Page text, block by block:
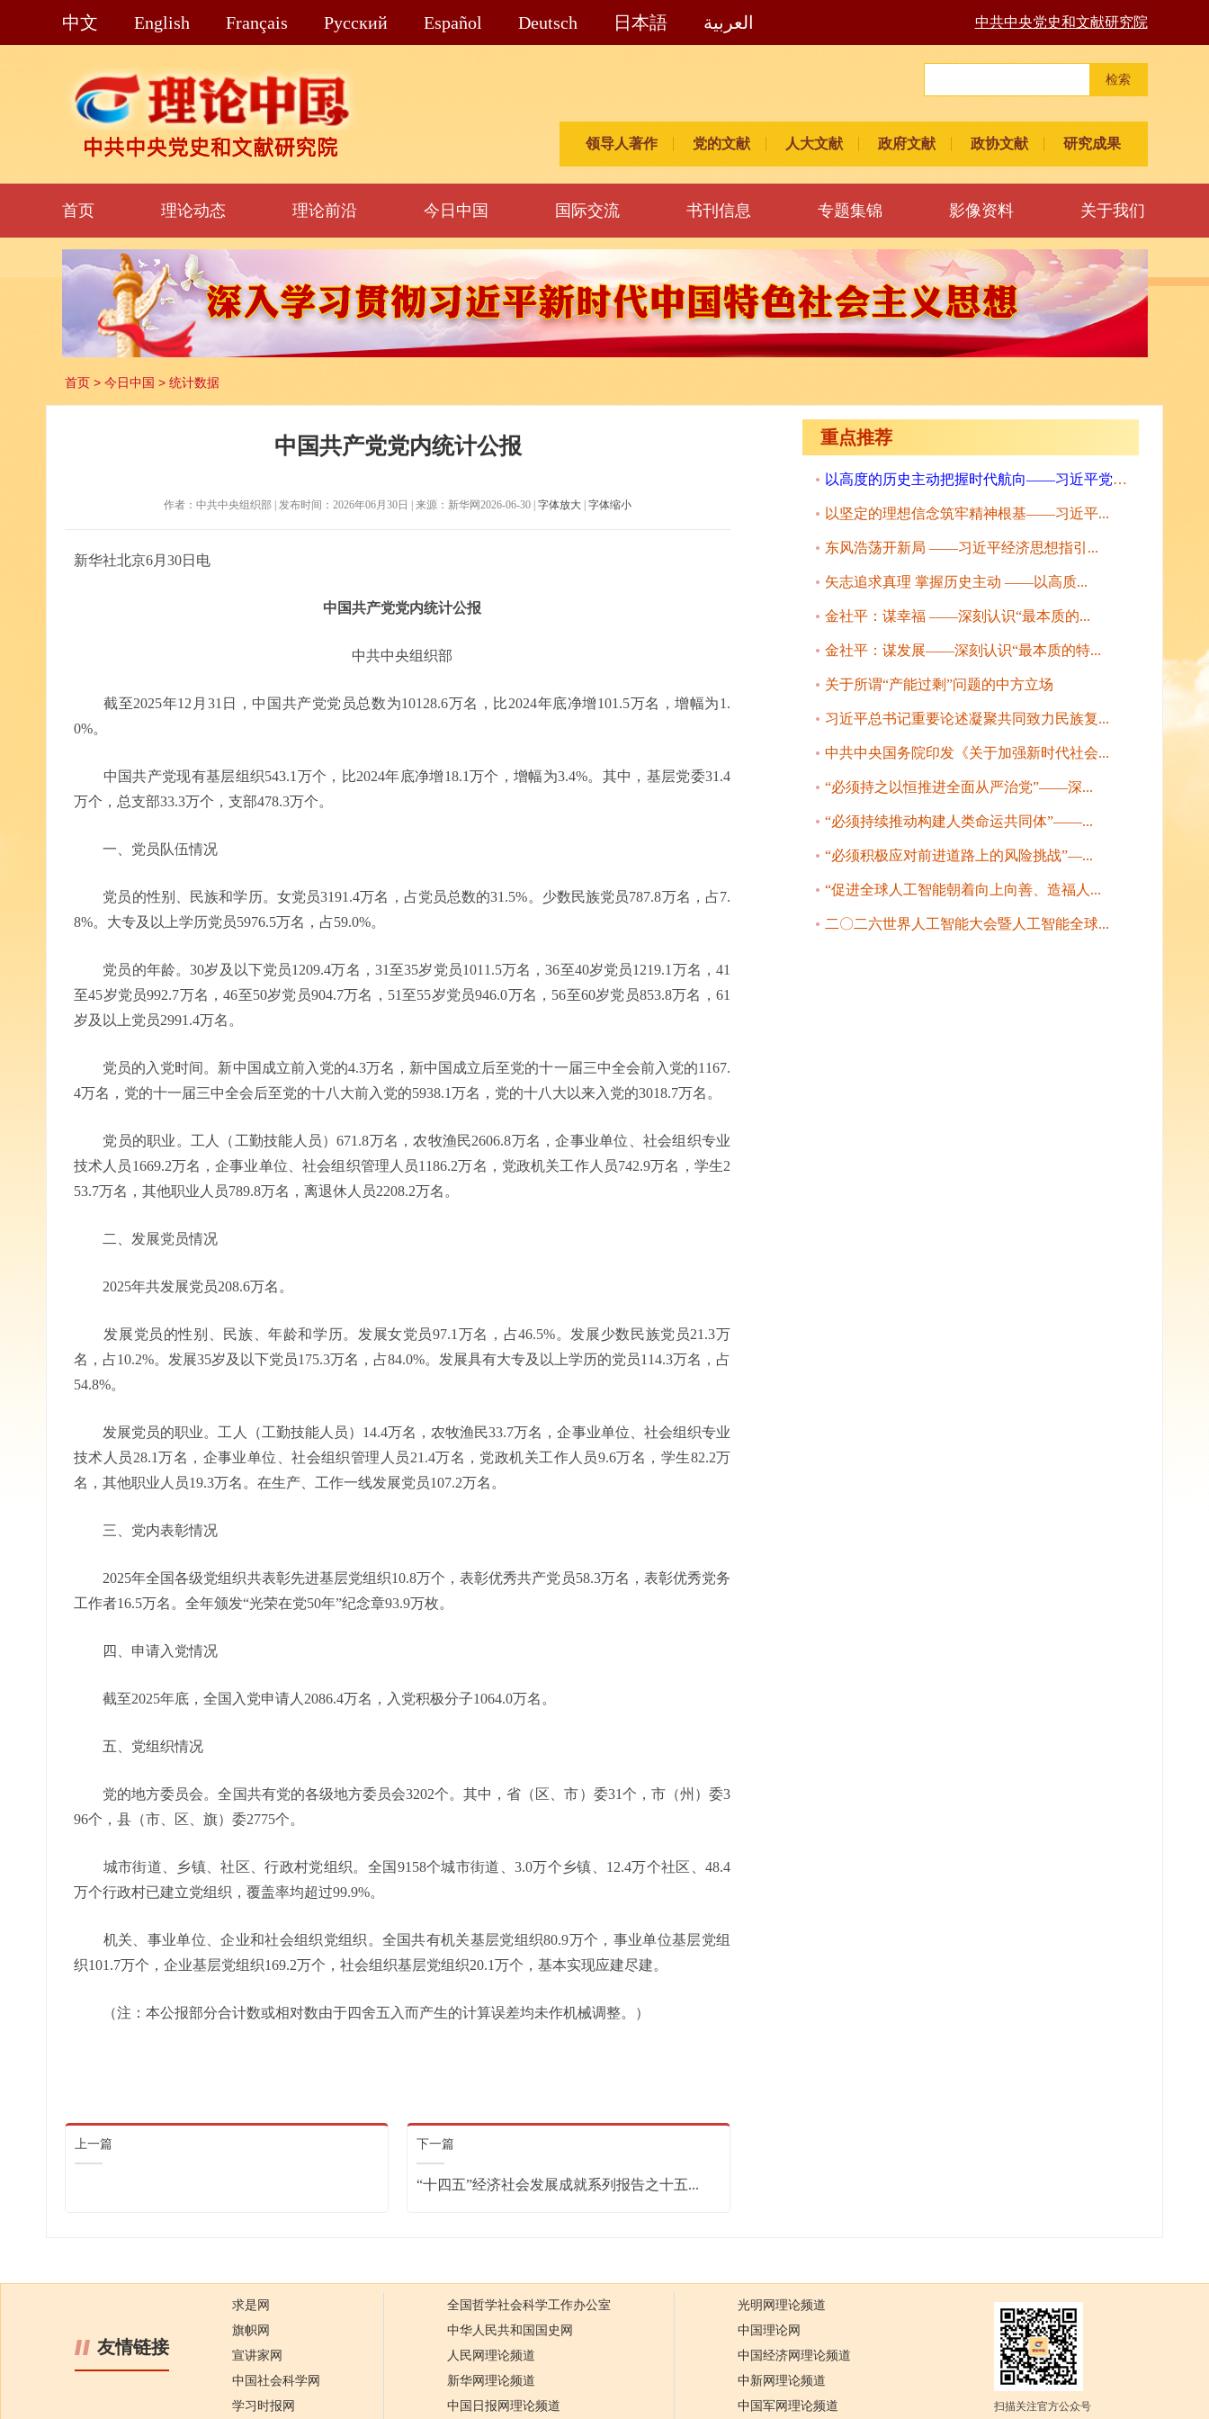
中文 English Français Pусский Español Deutsch 日本語 العربية 中共中央党史和文献研究院
检索
领导人著作 党的文献 人大文献 政府文献 政协文献 研究成果
首页 理论动态 理论前沿 今日中国 国际交流 书刊信息 专题集锦 影像资料 关于我们
首页 > 今日中国 > 统计数据
中国共产党党内统计公报
作者：中共中央组织部 | 发布时间：2026年06月30日 | 来源：新华网2026-06-30 | 字体放大 字体缩小
新华社北京6月30日电
中国共产党党内统计公报
中共中央组织部
截至2025年12月31日，中国共产党党员总数为10128.6万名，比2024年底净增101.5万名，增幅为1.
0%。
中国共产党现有基层组织543.1万个，比2024年底净增18.1万个，增幅为3.4%。其中，基层党委31.4
万个，总支部33.3万个，支部478.3万个。
一、党员队伍情况
党员的性别、民族和学历。女党员3191.4万名，占党员总数的31.5%。少数民族党员787.8万名，占7.
8%。大专及以上学历党员5976.5万名，占59.0%。
党员的年龄。30岁及以下党员1209.4万名，31至35岁党员1011.5万名，36至40岁党员1219.1万名，41
至45岁党员992.7万名，46至50岁党员904.7万名，51至55岁党员946.0万名，56至60岁党员853.8万名，61
岁及以上党员2991.4万名。
党员的入党时间。新中国成立前入党的4.3万名，新中国成立后至党的十一届三中全会前入党的1167.
4万名，党的十一届三中全会后至党的十八大前入党的5938.1万名，党的十八大以来入党的3018.7万名。
党员的职业。工人（工勤技能人员）671.8万名，农牧渔民2606.8万名，企事业单位、社会组织专业
技术人员1669.2万名，企事业单位、社会组织管理人员1186.2万名，党政机关工作人员742.9万名，学生2
53.7万名，其他职业人员789.8万名，离退休人员2208.2万名。
二、发展党员情况
2025年共发展党员208.6万名。
发展党员的性别、民族、年龄和学历。发展女党员97.1万名，占46.5%。发展少数民族党员21.3万
名，占10.2%。发展35岁及以下党员175.3万名，占84.0%。发展具有大专及以上学历的党员114.3万名，占
54.8%。
发展党员的职业。工人（工勤技能人员）14.4万名，农牧渔民33.7万名，企事业单位、社会组织专业
技术人员28.1万名，企事业单位、社会组织管理人员21.4万名，党政机关工作人员9.6万名，学生82.2万
名，其他职业人员19.3万名。在生产、工作一线发展党员107.2万名。
三、党内表彰情况
2025年全国各级党组织共表彰先进基层党组织10.8万个，表彰优秀共产党员58.3万名，表彰优秀党务
工作者16.5万名。全年颁发“光荣在党50年”纪念章93.9万枚。
四、申请入党情况
截至2025年底，全国入党申请人2086.4万名，入党积极分子1064.0万名。
五、党组织情况
党的地方委员会。全国共有党的各级地方委员会3202个。其中，省（区、市）委31个，市（州）委3
96个，县（市、区、旗）委2775个。
城市街道、乡镇、社区、行政村党组织。全国9158个城市街道、3.0万个乡镇、12.4万个社区、48.4
万个行政村已建立党组织，覆盖率均超过99.9%。
机关、事业单位、企业和社会组织党组织。全国共有机关基层党组织80.9万个，事业单位基层党组
织101.7万个，企业基层党组织169.2万个，社会组织基层党组织20.1万个，基本实现应建尽建。
（注：本公报部分合计数或相对数由于四舍五入而产生的计算误差均未作机械调整。）
上一篇 下一篇
“十四五”经济社会发展成就系列报告之十五...
重点推荐
以高度的历史主动把握时代航向——习近平党建...
以坚定的理想信念筑牢精神根基——习近平...
东风浩荡开新局 ——习近平经济思想指引...
矢志追求真理 掌握历史主动 ——以高质...
金社平：谋幸福 ——深刻认识“最本质的...
金社平：谋发展——深刻认识“最本质的特...
关于所谓“产能过剩”问题的中方立场
习近平总书记重要论述凝聚共同致力民族复...
中共中央国务院印发《关于加强新时代社会...
“必须持之以恒推进全面从严治党”——深...
“必须持续推动构建人类命运共同体”——...
“必须积极应对前进道路上的风险挑战”—...
“促进全球人工智能朝着向上向善、造福人...
二〇二六世界人工智能大会暨人工智能全球...
友情链接
求是网
旗帜网
宣讲家网
中国社会科学网
学习时报网
全国哲学社会科学工作办公室
中华人民共和国国史网
人民网理论频道
新华网理论频道
中国日报网理论频道
光明网理论频道
中国理论网
中国经济网理论频道
中新网理论频道
中国军网理论频道
扫描关注官方公众号